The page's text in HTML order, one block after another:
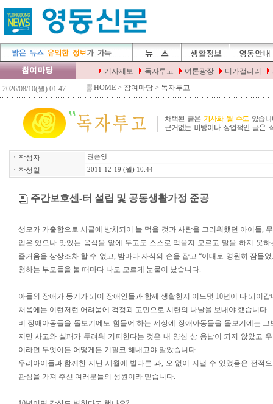
▒ HOME > 참여마당 > 독자투고
ㆍ 작성자 권순영
ㆍ 작성일 2011-12-19 (월) 10:44
주간보호센-터 설립 및 공동생활가정 준공
생모가 가출함으로 시골에 방치되어 늘 먹을 것과 사람을 그리워했던 아이들,
입은 있으나 맛있는 음식을 앞에 두고도 스스로 먹을지 모르고 말을 하지 못하
즐거움을 상상조차 할 수 없고, 밤마다 자식의 손을 잡고 “이대로 영원히 잠들
청하는 부모들을 볼 때마다 나도 모르게 눈물이 났습니다.
아들의 장애가 동기가 되어 장애인들과 함께 생활한지 어느덧 10년이 다 되어갑
처음에는 이런저런 어려움에 걱정과 고민으로 시련의 나날을 보내야 했습니다.
비 장애아동들을 돌보기에도 힘들어 하는 세상에 장애아동들을 돌보기에는
지만 사고와 실패가 두려워 기피한다는 것은 내 양심 상 용납이 되지 않았고
이라면 무엇이든 어떻게든 기필코 해내고야 말았습니다.
우리아이들과 함께한 지난 세월에 별다른 과, 오 없이 지낼 수 있었음은 전적
관심을 가져 주신 여러분들의 성원이라 믿습니다.